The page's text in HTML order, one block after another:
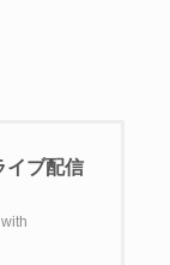
イブ配信